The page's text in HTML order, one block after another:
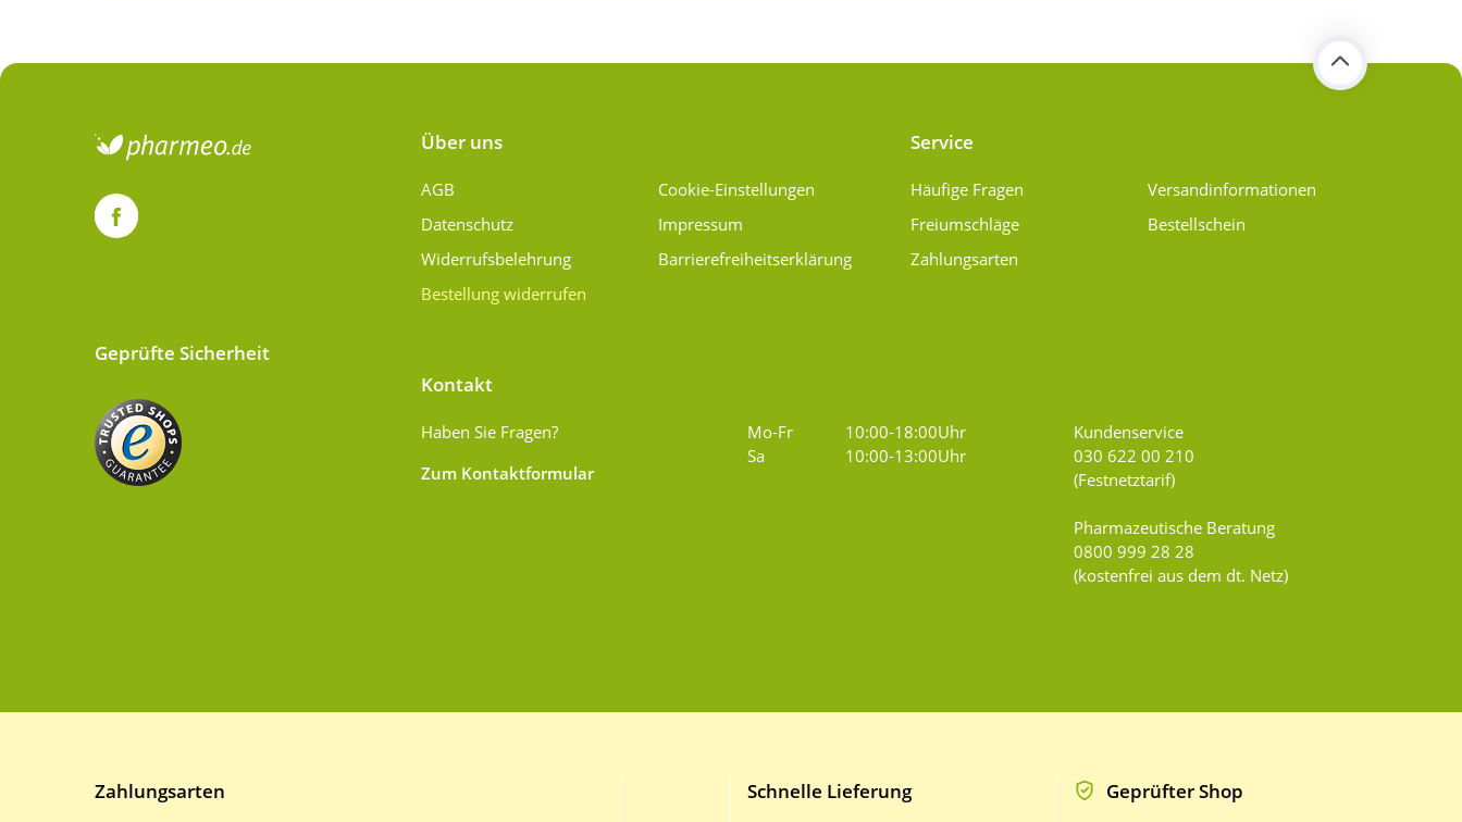
Über uns
AGB
Datenschutz
Widerrufsbelehrung
Bestellung widerrufen
Cookie-Einstellungen
Impressum
Barrierefreiheitserklärung
Service
Häufige Fragen
Freiumschläge
Zahlungsarten
Versand­informationen
Bestellschein
Kontakt
Haben Sie Fragen?
Zum Kontaktformular
Mo-Fr
10:00-18:00Uhr
Sa
10:00-13:00Uhr
Kundenservice
030 622 00 210
(Festnetztarif)
Pharmazeutische Beratung
0800 999 28 28
(kostenfrei aus dem dt. Netz)
Geprüfte Sicherheit
Zahlungsarten Schnelle Lieferung Geprüfter Shop